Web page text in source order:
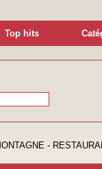
Top hits
-